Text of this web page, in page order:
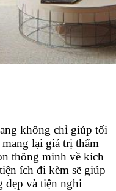
không chỉ giúp tối
lại giá trị thẩm
thông minh về kích
ích đi kèm sẽ giúp
đẹp và tiện nghi